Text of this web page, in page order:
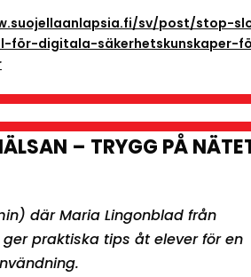
sv/post/stop-
för-digitala-säkerhetskunskaper-
– TRYGG PÅ
där Maria Lingonblad från
ger praktiska tips åt elever för en